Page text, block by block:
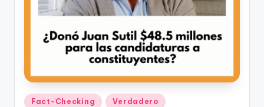
Publicado
Fact-Checking Verdadero